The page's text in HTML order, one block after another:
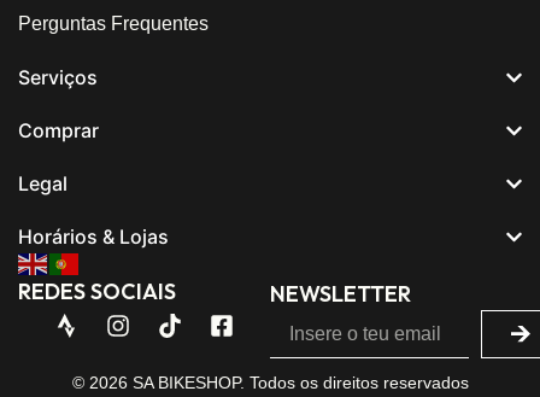
Perguntas Frequentes
Serviços
Comprar
Legal
Horários & Lojas
REDES SOCIAIS NEWSLETTER
© 2026 SA BIKESHOP. Todos os direitos reservados